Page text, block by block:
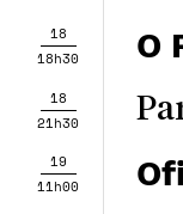
18
18h30
O
18
21h30
19
11h00